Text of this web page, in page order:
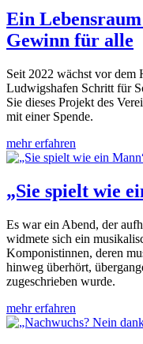
Ein
Gewinn für alle
Seit 2022 wächst vor dem
Ludwigshafen Schritt für
Sie dieses Projekt des
mit einer Spende.
mehr erfahren
„Sie spielt wie
Es war ein Abend, der
widmete sich ein
Komponistinnen, deren
hinweg überhört,
zugeschrieben wurde.
mehr erfahren